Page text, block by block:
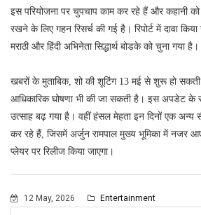
इस परियोजना पर चुपचाप काम कर रहे हैं और कहानी
रखने के लिए गहन रिसर्च की गई है। रिपोर्ट में दावा
मराठी और हिंदी अभिनेता सिद्धार्थ बोडके को चुना गया है।
खबरों के मुताबिक, शो की शूटिंग 13 मई से शुरू हो
आधिकारिक घोषणा भी की जा सकती है। इस अपडेट
उत्साह बढ़ गया है। वहीं हंसल मेहता इन दिनों एक अन्य
कर रहे हैं, जिसमें अर्जुन रामपाल मुख्य भूमिका में नजर
प्लेयर पर रिलीज किया जाएगा।
12 May, 2026 Entertainment